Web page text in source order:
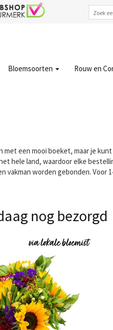
Bloemsoorten Rouw en
een mooi boeket, maar je
hele land, waardoor elke
worden gebonden. Voor
nog bezorgd